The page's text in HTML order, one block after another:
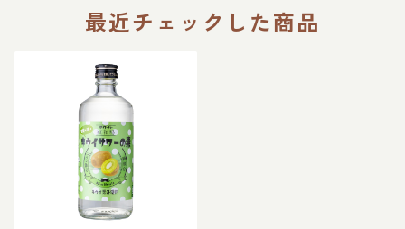
最近チェックした商品